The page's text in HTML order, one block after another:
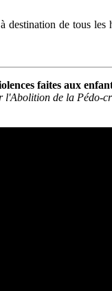
de tous
faites aux
l'Abolition de la Pédo-